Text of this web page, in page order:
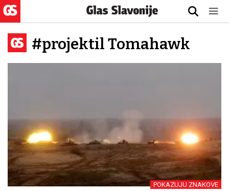
#projektil Tomahawk
POKAZUJU ZNAKOVE